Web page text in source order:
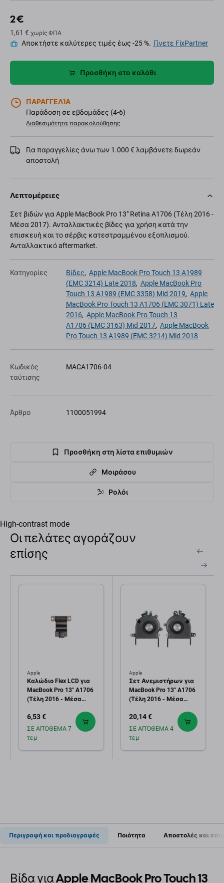
2 €
1,61 € χωρίς ΦΠΑ
Αποκτήστε καλύτερες τιμές έως -25 %. Γίνετε FixPartner
Προσθήκη στο καλάθι
ΠΑΡΑΓΓΕΛΊΑ
Παράδοση σε εβδομάδες (4-6)
Διαθεσιμότητα παρακολούθησης
Για παραγγελίες άνω των 1.000 € λαμβάνετε δωρεάν
αποστολή
Λεπτομέρειες
Σετ βιδών για Apple MacBook Pro 13" Retina A1706 (Τέλη 2016 -
Μέσα 2017). Ανταλλακτικές βίδες για χρήση κατά την
επισκευή και το σέρβις κατεστραμμένου εξοπλισμού.
Ανταλλακτικό aftermarket.
Κατηγορίες Βίδες, Apple MacBook Pro Touch 13 A1989
(EMC 3214) Late 2018, Apple MacBook Pro
Touch 13 A1989 (EMC 3358) Mid 2019, Apple
MacBook Pro Touch 13 A1706 (EMC 3071) Late
2016, Apple MacBook Pro Touch 13
A1706 (EMC 3163) Mid 2017, Apple MacBook
Pro Touch 13 A1989 (EMC 3214) Mid 2018
Κωδικός
ταύτισης
MACA1706-04
Άρθρο 1100051994
Προσθήκη στη λίστα επιθυμιών
Μοιράσου
Ρολόι
High-contrast mode
Οι πελάτες αγοράζουν
επίσης
Apple
Καλώδιο Flex LCD για
MacBook Pro 13" A1706
(Τέλη 2016 - Μέσα
2019) | A2251 (2020)
6,53 €
ΣΕ ΑΠΌΘΕΜΑ 7
τεμ
Apple
Σετ Ανεμιστήρων για
MacBook Pro 13" A1706
(Τέλη 2016 - Μέσα
2019) | Αριστερός +
Δεξιός
20,14 €
ΣΕ ΑΠΌΘΕΜΑ 4
τεμ
Περιγραφή και προδιαγραφές Ποιότητα Αποστολές και
Βίδα για Apple MacBook Pro Touch 13